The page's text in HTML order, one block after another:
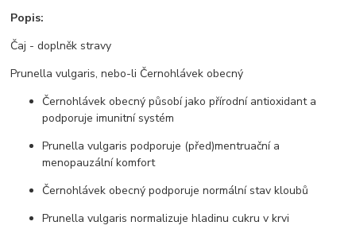
Popis:
Čaj - doplněk stravy
Prunella vulgaris, nebo-li Černohlávek obecný
Černohlávek obecný působí jako přírodní antioxidant a
podporuje imunitní systém
Prunella vulgaris podporuje (před)mentruační a
menopauzální komfort
Černohlávek obecný podporuje normální stav kloubů
Prunella vulgaris normalizuje hladinu cukru v krvi